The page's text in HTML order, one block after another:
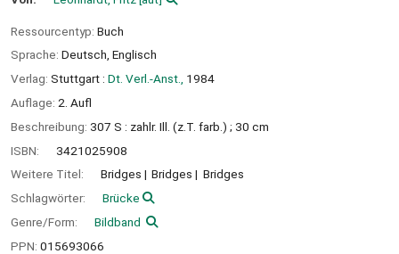
Ressourcentyp: Buch
Sprache: Deutsch, Englisch
Verlag: Stuttgart : Dt. Verl.-Anst.,
1984
Auflage: 2. Aufl
Beschreibung: 307 S : zahlr. Ill. (z.T. farb.) ; 30 cm
ISBN:
3421025908
Weitere Titel:
Bridges Bridges
Bridges
Schlagwörter:
Brücke
Genre/Form:
Bildband
PPN: 015693066